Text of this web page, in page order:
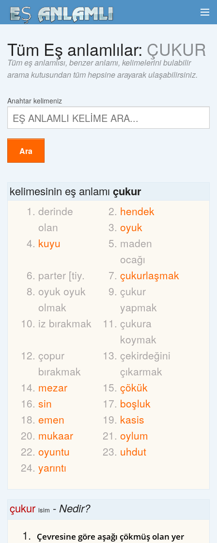
Tüm Eş anlamlılar: ÇUKUR
Tüm eş anlamlısı, benzer anlamı, kelimelerini bulabilir
arama kutusundan tüm hepsine arayarak ulaşabilirsiniz.
Anahtar kelimeniz
Ara
kelimesinin eş anlamı çukur
derinde
olan
hendek
oyuk
kuyu
maden
ocağı
parter [tiy.
çukurlaşmak
oyuk oyuk
olmak
çukur
yapmak
iz bırakmak
çukura
koymak
çopur
bırakmak
çekirdeğini
çıkarmak
mezar
çökük
sin
boşluk
emen
kasis
mukaar
oylum
oyuntu
uhdut
yarıntı
çukur isim -Nedir?
Çevresine göre aşağı çökmüş olan yer